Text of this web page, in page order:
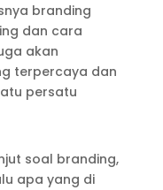
branding
dan cara
akan
terpercaya dan
persatu
soal branding,
apa yang di